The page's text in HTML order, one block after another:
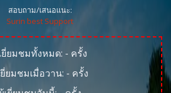
สอบถาม/เสนอแนะ:
Surin best Support
ยี่ยมชมทั้งหมด: - ครั้ง
ยี่ยมชมเมื่อวาน: - ครั้ง